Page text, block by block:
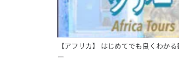
【アフリカ】 はじめてでも良くわか
ー